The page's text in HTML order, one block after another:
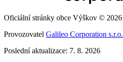
Oficiální stránky obce Výškov © 2026
Provozovatel Galileo Corporation s.r.o.
Poslední aktualizace: 7. 8. 2026